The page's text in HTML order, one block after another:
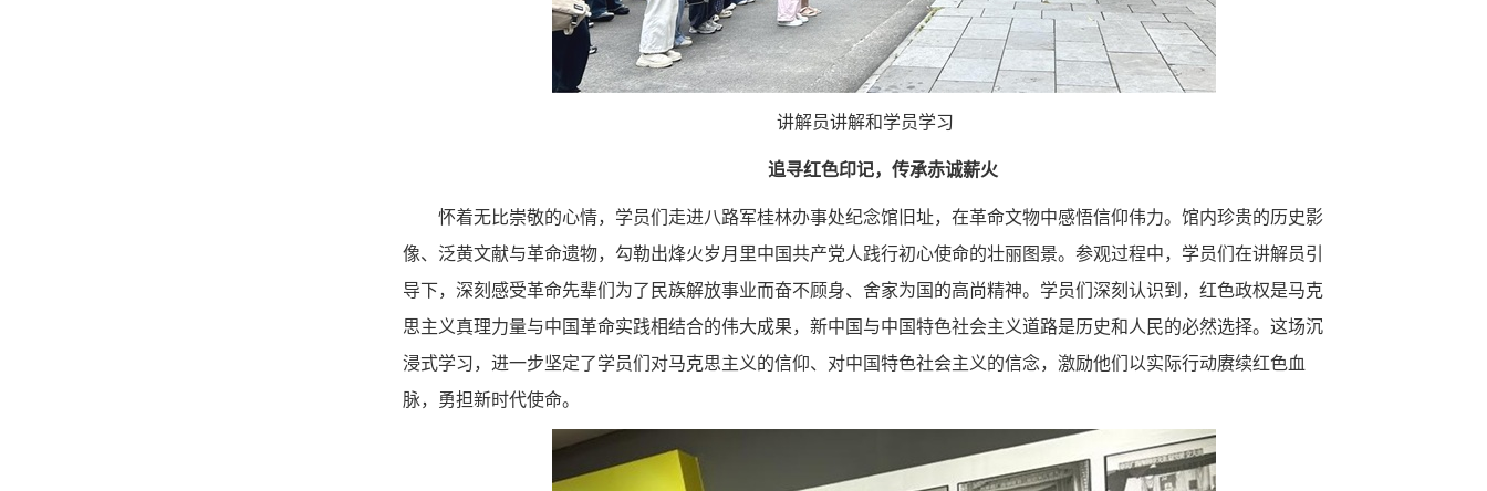
讲解员讲解和学员学习
追寻红色印记，传承赤诚薪火
怀着无比崇敬的心情，学员们走进八路军桂林办事处纪念馆旧址，在革命文物中感悟信仰伟力。馆内珍贵的历史影
像、泛黄文献与革命遗物，勾勒出烽火岁月里中国共产党人践行初心使命的壮丽图景。参观过程中，学员们在讲解员引
导下，深刻感受革命先辈们为了民族解放事业而奋不顾身、舍家为国的高尚精神。学员们深刻认识到，红色政权是马克
思主义真理力量与中国革命实践相结合的伟大成果，新中国与中国特色社会主义道路是历史和人民的必然选择。这场沉
浸式学习，进一步坚定了学员们对马克思主义的信仰、对中国特色社会主义的信念，激励他们以实际行动赓续红色血
脉，勇担新时代使命。